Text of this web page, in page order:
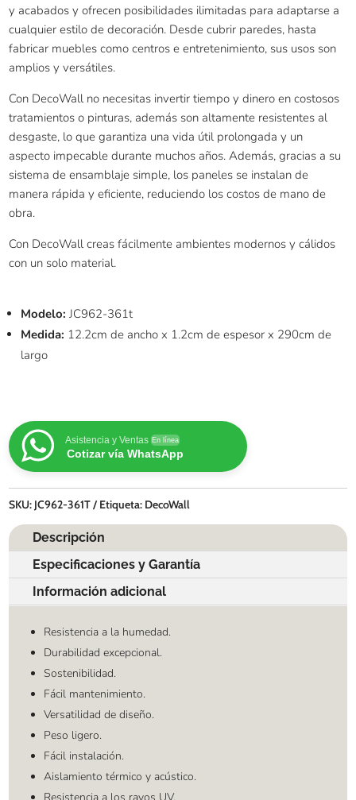
y acabados y ofrecen posibilidades ilimitadas para adaptarse a
cualquier estilo de decoración. Desde cubrir paredes, hasta
fabricar muebles como centros e entretenimiento, sus usos son
amplios y versátiles.
Con DecoWall no necesitas invertir tiempo y dinero en costosos
tratamientos o pinturas, además son altamente resistentes al
desgaste, lo que garantiza una vida útil prolongada y un
aspecto impecable durante muchos años. Además, gracias a su
sistema de ensamblaje simple, los paneles se instalan de
manera rápida y eficiente, reduciendo los costos de mano de
obra.
Con DecoWall creas fácilmente ambientes modernos y cálidos
con un solo material.
Modelo: JC962-361t
Medida: 12.2cm de ancho x 1.2cm de espesor x 290cm de
largo
Asistencia y Ventas En línea
Cotizar vía WhatsApp
SKU: JC962-361T Etiqueta: DecoWall
Descripción
Especificaciones y Garantía
Información adicional
Resistencia a la humedad.
Durabilidad excepcional.
Sostenibilidad.
Fácil mantenimiento.
Versatilidad de diseño.
Peso ligero.
Fácil instalación.
Aislamiento térmico y acústico.
Resistencia a los rayos UV.